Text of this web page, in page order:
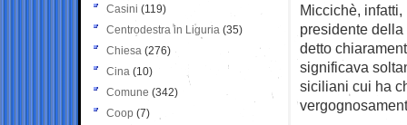
Miccichè,
presidente
detto
significava
siciliani cui ha
Casini (119)
Centrodestra in Liguria (35)
Chiesa (276)
Cina (10)
Comune (342)
Coop (7)